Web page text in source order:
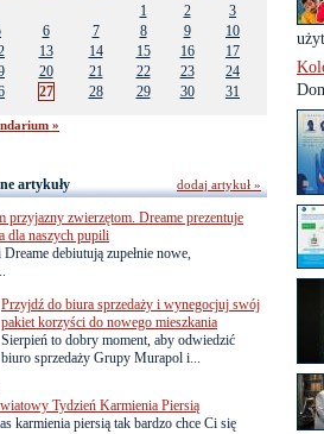
1
2
3
6 7 8 9
10
13 14 15 16
17
20 21 22 23
24
27 28 29 30 31
»
artykuły
przyjazny zwierzętom. Dreame prezentuje
dla naszych pupili
debiutują zupełnie nowe,
Przyjdź do biura sprzedaży i wynegocjuj swój
pakiet korzyści do nowego mieszkania
Sierpień to dobry moment, aby odwiedzić
biuro sprzedaży Grupy Murapol i...
Tydzień Karmienia Piersią
karmienia piersią tak bardzo chce Ci się
dodaj artykuł »